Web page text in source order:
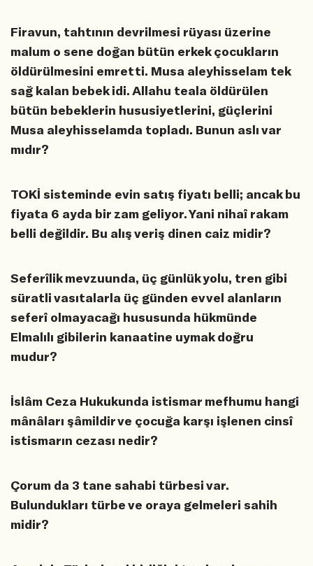
Firavun, tahtının devrilmesi rüyası üzerine
malum o sene doğan bütün erkek çocukların
öldürülmesini emretti. Musa aleyhisselam tek
sağ kalan bebek idi. Allahu teala öldürülen
bütün bebeklerin hususiyetlerini, güçlerini
Musa aleyhisselamda topladı. Bunun aslı var
mıdır?
TOKİ sisteminde evin satış fiyatı belli; ancak bu
fiyata 6 ayda bir zam geliyor. Yani nihaî rakam
belli değildir. Bu alış veriş dinen caiz midir?
Seferîlik mevzuunda, üç günlük yolu, tren gibi
süratli vasıtalarla üç günden evvel alanların
seferî olmayacağı hususunda hükmünde
Elmalılı gibilerin kanaatine uymak doğru
mudur?
İslâm Ceza Hukukunda istismar mefhumu hangi
mânâları şâmildir ve çocuğa karşı işlenen cinsî
istismarın cezası nedir?
Çorum da 3 tane sahabi türbesi var.
Bulundukları türbe ve oraya gelmeleri sahih
midir?